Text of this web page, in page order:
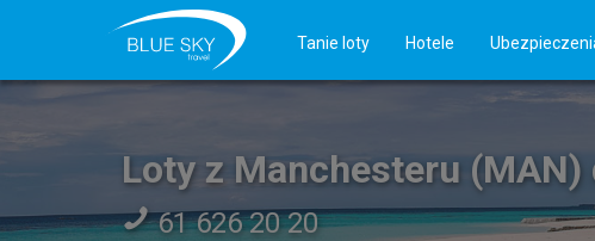
Tanie loty Hotele
Loty z Manchesteru (MAN)
61 626 20 20